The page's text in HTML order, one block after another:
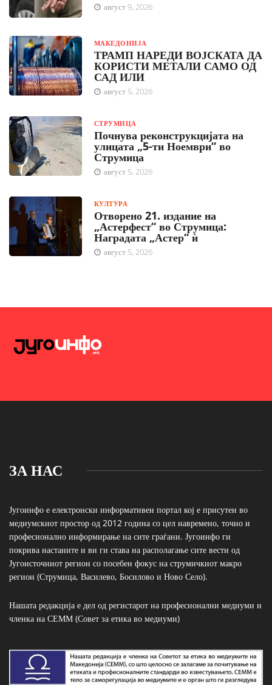
август 9, 2026
МАКЕДОНИЈА
ТРАМП НАРЕДИ ВОЈСКАТА ДА
КОРИСТИ МЕТАЛИ САМО ОД
САД ИЛИ
август 5, 2026
СТРУМИЦА
Почнува реконструкцијата на
улицата „5-ти Ноември“ во
Струмица
август 5, 2026
КУЛТУРА
Отворено 21. издание на
„Астерфест“ во Струмица:
Наградата „Астер“ ѝ
август 5, 2026
ЗА НАС
Југоинфо е електронски информативен портал кој е присутен во
медиумскиот простор од 2012 година со цел навремено, точно и
професионално информирање на сите граѓани. Југоинфо ги
покрива настаните и ви ги става на располагање сите вести од
Југоисточниот регион со посебен фокус на струмичкиот макро
регион (Струмица, Василево, Босилово и Ново Село).
Нашата редакција е дел од регистарот на професионални медиуми и
членка на СЕММ (Совет за етика во медиуми)